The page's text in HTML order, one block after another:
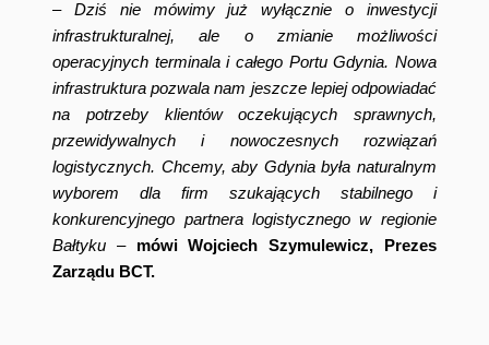
–Dziś nie mówimy już wyłącznie o inwestycji
infrastrukturalnej, ale o zmianie możliwości
operacyjnych terminala i całego Portu Gdynia. Nowa
infrastruktura pozwala nam jeszcze lepiej odpowiadać
na potrzeby klientów oczekujących sprawnych,
przewidywalnych i nowoczesnych rozwiązań
logistycznych. Chcemy, aby Gdynia była naturalnym
wyborem dla firm szukających stabilnego i
konkurencyjnego partnera logistycznego w regionie
Bałtyku – mówi Wojciech Szymulewicz, Prezes
Zarządu BCT.